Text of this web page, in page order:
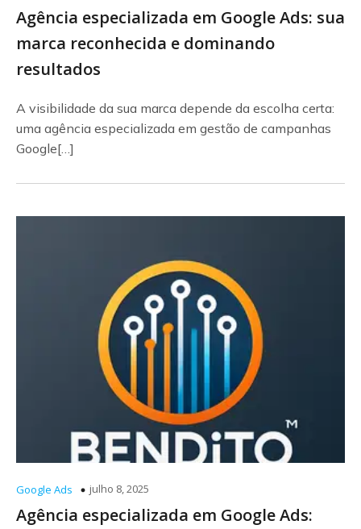
Agência especializada em Google Ads: sua
marca reconhecida e dominando
resultados
A visibilidade da sua marca depende da escolha certa:
uma agência especializada em gestão de campanhas
Google[…]
Google Ads julho 8, 2025
Agência especializada em Google Ads: